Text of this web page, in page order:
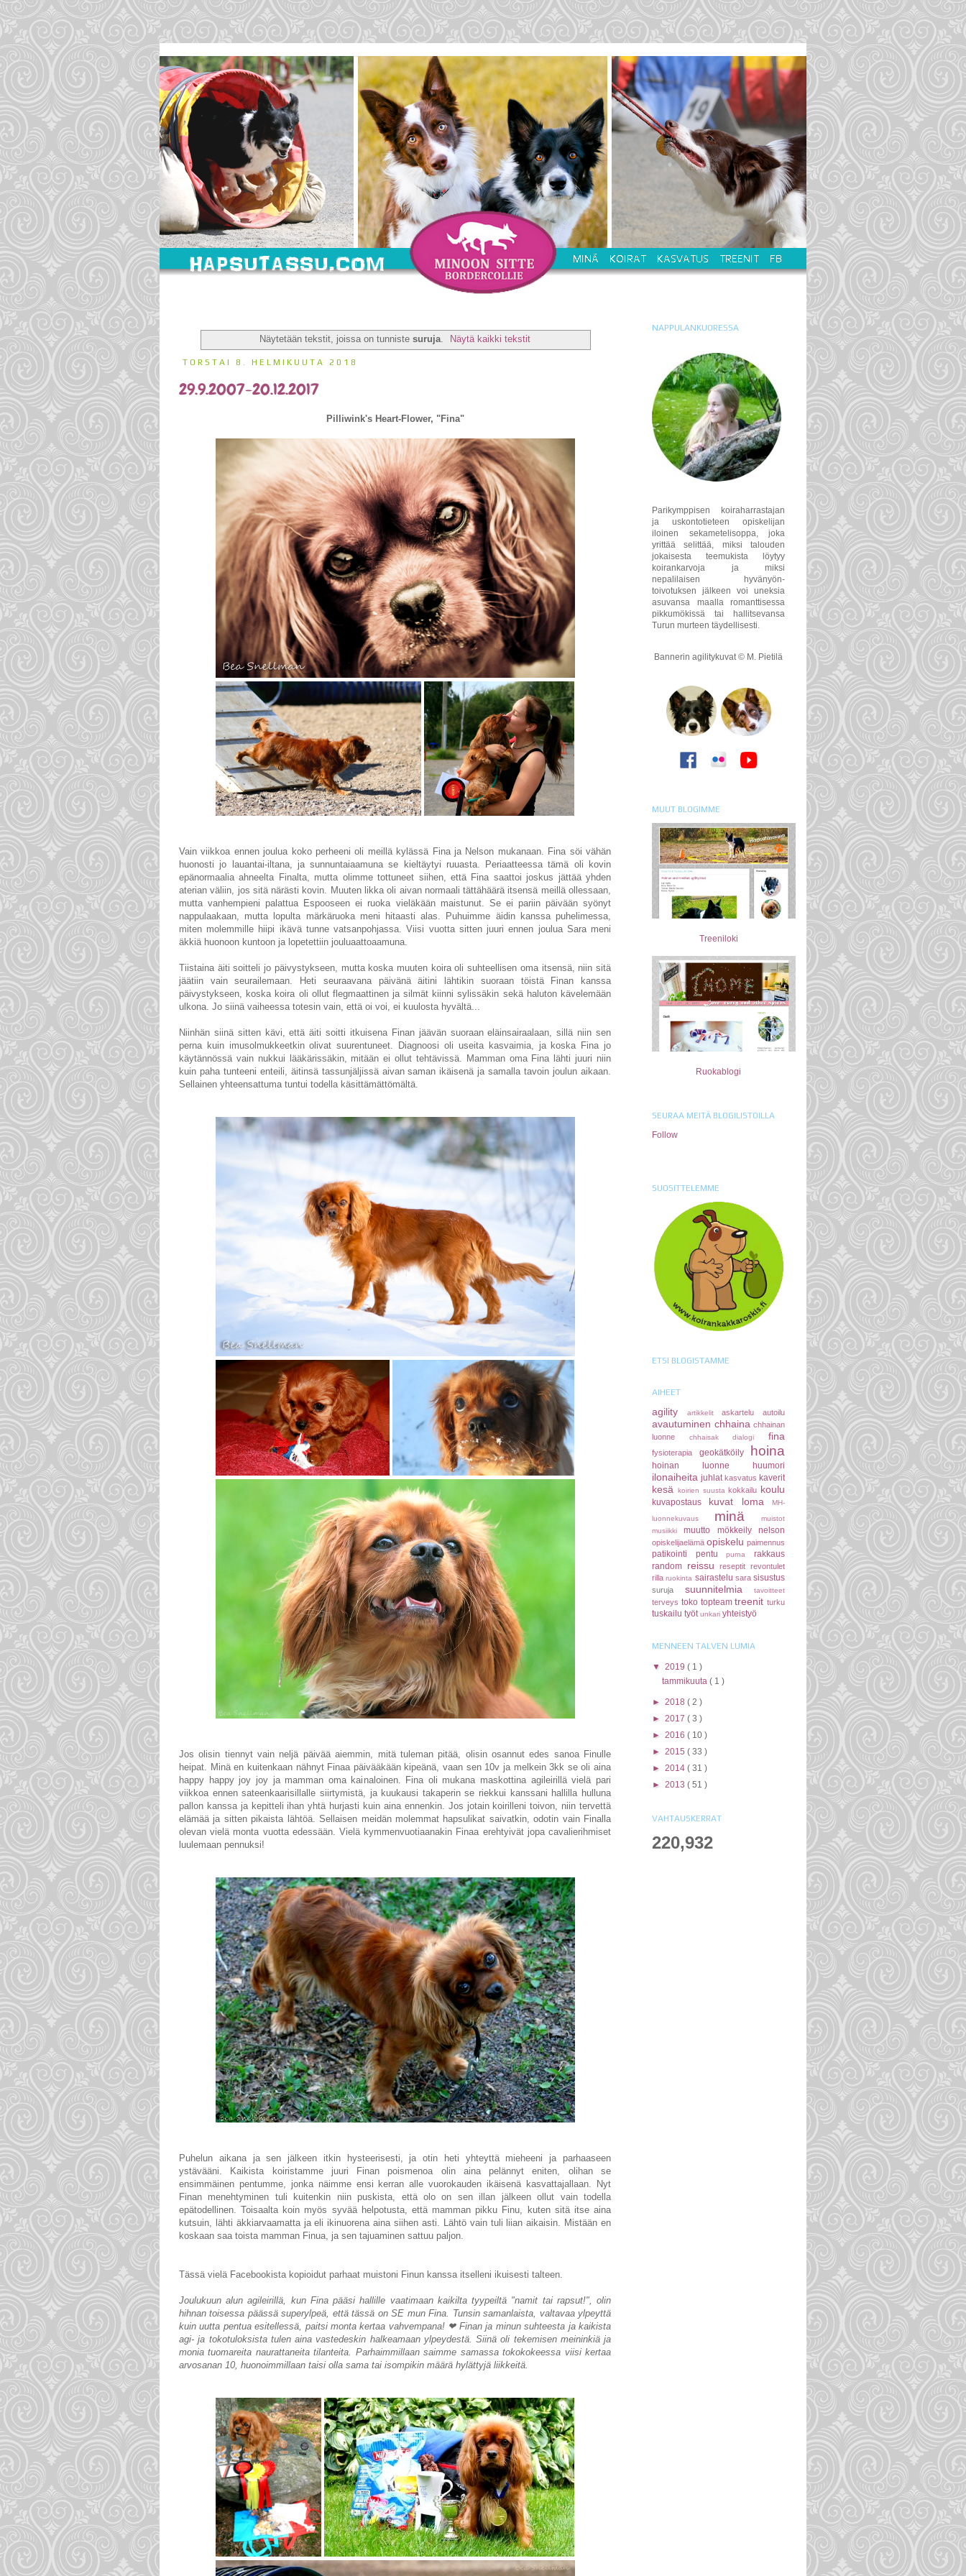
Näytetään tekstit, joissa on tunniste suruja. Näytä kaikki tekstit
TORSTAI 8. HELMIKUUTA 2018
29.9.2007-20.12.2017
Pilliwink's Heart-Flower, "Fina"
Vain viikkoa ennen joulua koko perheeni oli meillä kylässä Fina ja Nelson mukanaan. Fina söi vähän
huonosti jo lauantai-iltana, ja sunnuntaiaamuna se kieltäytyi ruuasta. Periaatteessa tämä oli kovin
epänormaalia ahneelta Finalta, mutta olimme tottuneet siihen, että Fina saattoi joskus jättää yhden
aterian väliin, jos sitä närästi kovin. Muuten likka oli aivan normaali tättähäärä itsensä meillä ollessaan,
mutta vanhempieni palattua Espooseen ei ruoka vieläkään maistunut. Se ei pariin päivään syönyt
nappulaakaan, mutta lopulta märkäruoka meni hitaasti alas. Puhuimme äidin kanssa puhelimessa,
miten molemmille hiipi ikävä tunne vatsanpohjassa. Viisi vuotta sitten juuri ennen joulua Sara meni
äkkiä huonoon kuntoon ja lopetettiin jouluaattoaamuna.
Tiistaina äiti soitteli jo päivystykseen, mutta koska muuten koira oli suhteellisen oma itsensä, niin sitä
jäätiin vain seurailemaan. Heti seuraavana päivänä äitini lähtikin suoraan töistä Finan kanssa
päivystykseen, koska koira oli ollut flegmaattinen ja silmät kiinni sylissäkin sekä haluton kävelemään
ulkona. Jo siinä vaiheessa totesin vain, että oi voi, ei kuulosta hyvältä...
Niinhän siinä sitten kävi, että äiti soitti itkuisena Finan jäävän suoraan eläinsairaalaan, sillä niin sen
perna kuin imusolmukkeetkin olivat suurentuneet. Diagnoosi oli useita kasvaimia, ja koska Fina jo
käytännössä vain nukkui lääkärissäkin, mitään ei ollut tehtävissä. Mamman oma Fina lähti juuri niin
kuin paha tunteeni enteili, äitinsä tassunjäljissä aivan saman ikäisenä ja samalla tavoin joulun aikaan.
Sellainen yhteensattuma tuntui todella käsittämättömältä.
Jos olisin tiennyt vain neljä päivää aiemmin, mitä tuleman pitää, olisin osannut edes sanoa Finulle
heipat. Minä en kuitenkaan nähnyt Finaa päivääkään kipeänä, vaan sen 10v ja melkein 3kk se oli aina
happy happy joy joy ja mamman oma kainaloinen. Fina oli mukana maskottina agileirillä vielä pari
viikkoa ennen sateenkaarisillalle siirtymistä, ja kuukausi takaperin se riekkui kanssani hallilla hulluna
pallon kanssa ja kepitteli ihan yhtä hurjasti kuin aina ennenkin. Jos jotain koirilleni toivon, niin tervettä
elämää ja sitten pikaista lähtöä. Sellaisen meidän molemmat hapsulikat saivatkin, odotin vain Finalla
olevan vielä monta vuotta edessään. Vielä kymmenvuotiaanakin Finaa erehtyivät jopa cavalierihmiset
luulemaan pennuksi!
Puhelun aikana ja sen jälkeen itkin hysteerisesti, ja otin heti yhteyttä mieheeni ja parhaaseen
ystävääni. Kaikista koiristamme juuri Finan poismenoa olin aina pelännyt eniten, olihan se
ensimmäinen pentumme, jonka näimme ensi kerran alle vuorokauden ikäisenä kasvattajallaan. Nyt
Finan menehtyminen tuli kuitenkin niin puskista, että olo on sen illan jälkeen ollut vain todella
epätodellinen. Toisaalta koin myös syvää helpotusta, että mamman pikku Finu, kuten sitä itse aina
kutsuin, lähti äkkiarvaamatta ja eli ikinuorena aina siihen asti. Lähtö vain tuli liian aikaisin. Mistään en
koskaan saa toista mamman Finua, ja sen tajuaminen sattuu paljon.
Tässä vielä Facebookista kopioidut parhaat muistoni Finun kanssa itselleni ikuisesti talteen.
Joulukuun alun agileirillä, kun Fina pääsi hallille vaatimaan kaikilta tyypeiltä "namit tai rapsut!", olin
hihnan toisessa päässä superylpeä, että tässä on SE mun Fina. Tunsin samanlaista, valtavaa ylpeyttä
kuin uutta pentua esitellessä, paitsi monta kertaa vahvempana! ❤ Finan ja minun suhteesta ja kaikista
agi- ja tokotuloksista tulen aina vastedeskin halkeamaan ylpeydestä. Siinä oli tekemisen meininkiä ja
monia tuomareita naurattaneita tilanteita. Parhaimmillaan saimme samassa tokokokeessa viisi kertaa
arvosanan 10, huonoimmillaan taisi olla sama tai isompikin määrä hylättyjä liikkeitä.
NAPPULANKUORESSA
Parikymppisen koiraharrastajan
ja uskontotieteen opiskelijan
iloinen sekametelisoppa, joka
yrittää selittää, miksi talouden
jokaisesta teemukista löytyy
koirankarvoja ja miksi
nepalilaisen hyvänyön-
toivotuksen jälkeen voi uneksia
asuvansa maalla romanttisessa
pikkumökissä tai hallitsevansa
Turun murteen täydellisesti.
Bannerin agilitykuvat © M. Pietilä
MUUT BLOGIMME
Treeniloki
Ruokablogi
SEURAA MEITÄ BLOGILISTOILLA
Follow
SUOSITTELEMME
ETSI BLOGISTAMME
AIHEET
agility artikkelitaskarteluautoilu
avautuminen chhaina chhainan
luonne chhaisakdialogifina
fysioterapia geokätköily hoina
hoinan luonne huumori
ilonaiheita juhlatkasvatus kaverit
kesä koirien suusta kokkailu koulu
kuvapostaus kuvat lomaMH-
luonnekuvaus
minä
muistot
musiikkimuutto mökkeilynelson
opiskelijaelämä opiskelu paimennus
patikointi pentupurnarakkaus
random reissureseptitrevontulet
rillaruokinta sairastelu sara sisustus
suruja suunnitelmia tavoitteet
terveys toko topteamtreenit turku
tuskailu työtunkari yhteistyö
MENNEEN TALVEN LUMIA
▼ 2019 ( 1 )
tammikuuta( 1 )
► 2018 ( 2 )
► 2017 ( 3 )
► 2016 ( 10 )
► 2015 ( 33 )
► 2014 ( 31 )
► 2013 ( 51 )
VAHTAUSKERRAT
220,932